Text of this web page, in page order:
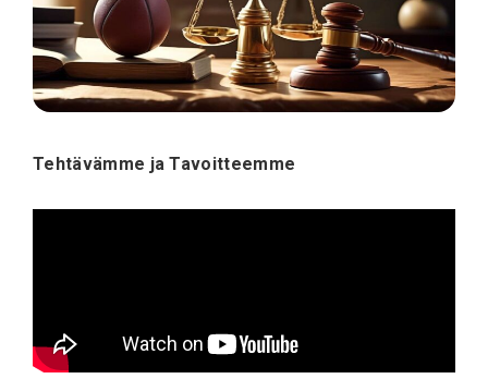
Tehtävämme ja Tavoitteemme